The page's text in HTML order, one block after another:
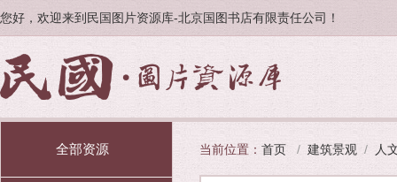
您好，欢迎来到民国图片资源库-北京国图书店有限责任公司！
全部资源 当前位置： 首页 / 建筑景观 / 人